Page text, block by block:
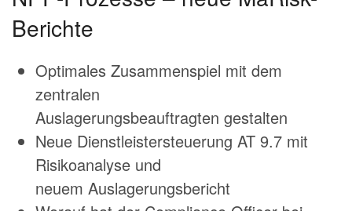
Berichte
Optimales Zusammenspiel mit dem
zentralen
Auslagerungsbeauftragten gestalten
Neue Dienstleistersteuerung AT 9.7 mit
Risikoanalyse und
neuem Auslagerungsbericht